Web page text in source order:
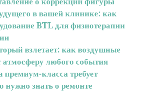
в вашей клинике: как
BTL для физиотерапии
взлетает: как воздушные
любого события
премиум-класса требует
нужно знать о ремонте